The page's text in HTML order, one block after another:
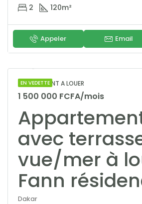
2 120m²
Appeler Email
EN VEDETTE
APPARTEMENT A LOUER
1 500 000 FCFA/mois
avec
vue/mer à
Fann
Dakar